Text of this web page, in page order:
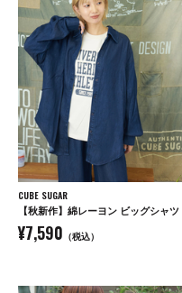
CUBE SUGAR
【秋新作】綿レーヨン ビッグシャツ
¥7,590 （税込）